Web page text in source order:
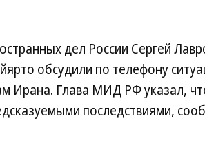
дел России Сергей
обсудили по телефону
Ирана. Глава МИД РФ указал,
последствиями,